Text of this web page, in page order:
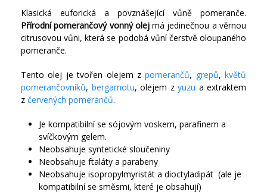
Klasická euforická a povznášející vůně pomeranče.
Přírodní pomerančový vonný olejmá jedinečnou a věrnou
citrusovou vůni, která se podobá vůní čerstvě oloupaného
pomeranče.
Tento olej je tvořen olejem zpomerančů, grepů, květů
pomerančovníků, bergamotu, olejem z yuzu a extraktem
z červených pomerančů.
Je kompatibilní se sójovým voskem, parafinem a
svíčkovým gelem.
Neobsahuje syntetické sloučeniny
Neobsahuje ftaláty a parabeny
Neobsahuje isopropylmyristát a dioctyladipát (ale je
kompatibilní se směsmi, které je obsahují)